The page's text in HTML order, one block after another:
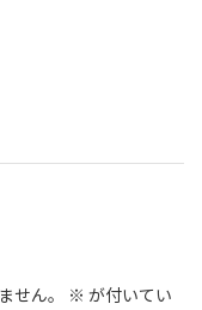
せん。 ※ が付いてい